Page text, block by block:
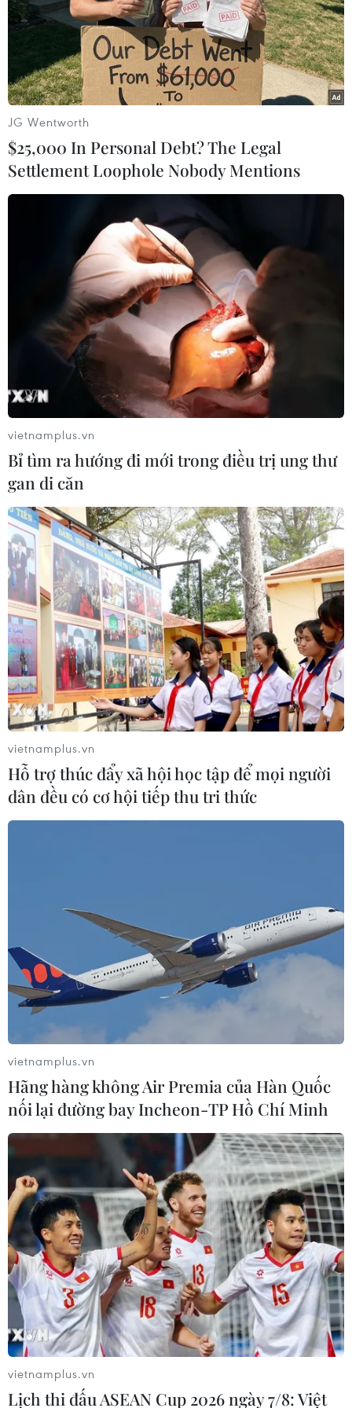
Cộng đồng ASEAN
Xây dựng Cộng đồng ASEAN tự cường, sáng
tạo, lấy người dân làm trung tâm
Nâng cao nhận thức về vai trò chủ động, tích
cực của Việt Nam trong ASEAN
Campuchia mở rộng kết nối thanh toán QR
xuyên biên giới 5 nước ASEAN
Phát triển kinh tế số ASEAN+3 thông qua liên
kết về AI, năng lượng và thanh toán
TIN LIÊN QUAN
Bế mạc đánh giá năng lực Lực lượng Gìn
giữ Hòa bình của ADMM+
21/09/2023 12:10
Sau 9 ngày tổ chức với các hoạt động phong phú gồm
cả huấn luyện lý thuyết và diễn tập thực hành với sự
Nâng cao năng lực hiệp đồng về Gìn giữ
Hòa bình cho các nước ADMM+
20/09/2023 13:43
Thông qua Chương trình Đánh giá Năng lực (CEPPP)
cho lực lượng chuẩn bị tham gia hoạt động Gìn giữ
Hòa bình, Việt Nam sẽ tăng cường hơn nữa quan hệ
hữu nghị hợp tác với các nước thành viên ADMM+.
JG Wentworth
$25,000 In Personal Debt? The Legal
Settlement Loophole Nobody Mentions
vietnamplus.vn
Bỉ tìm ra hướng đi mới trong điều trị ung thư
gan di căn
vietnamplus.vn
Hỗ trợ thúc đẩy xã hội học tập để mọi người
dân đều có cơ hội tiếp thu tri thức
vietnamplus.vn
Hãng hàng không Air Premia của Hàn Quốc
nối lại đường bay Incheon-TP Hồ Chí Minh
vietnamplus.vn
Lịch thi đấu ASEAN Cup 2026 ngày 7/8: Việt